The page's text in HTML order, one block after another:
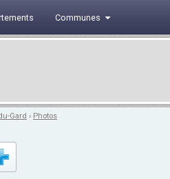
Communes
Gard › Photos